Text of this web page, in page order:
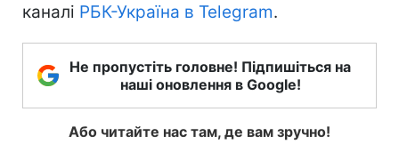
каналі РБК-Україна в Telegram.
Не пропустіть головне! Підпишіться на
наші оновлення в Google!
Або читайте нас там, де вам зручно!